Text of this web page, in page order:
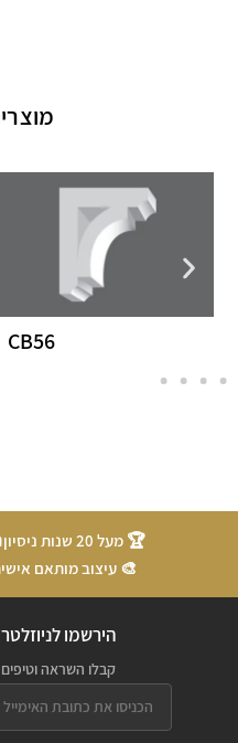
CB56
🏆 מעל 20 שנות ניסיון
🏠
🎨 עיצוב מותאם
הירשמו
קבלו השראה וטיפים